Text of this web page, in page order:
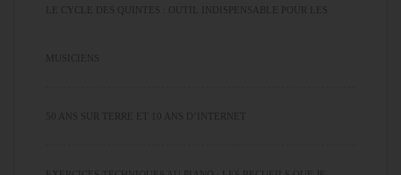
LE CYCLE DES QUINTES : OUTIL INDISPENSABLE POUR LES
MUSICIENS
50 ANS SUR TERRE ET 10 ANS D’INTERNET